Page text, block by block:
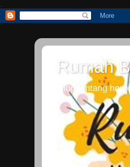
.
Rumah
Blog tentang